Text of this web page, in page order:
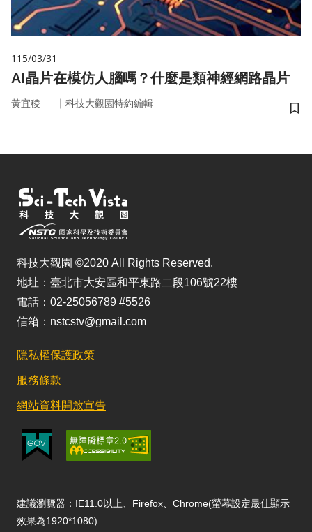
115/03/31
AI晶片在模仿人腦嗎？什麼是類神經網路晶片
黃宜稜 ｜ 科技大觀園特約編輯
儲
科技大觀園 ©2020 All Rights Reserved.
地址：臺北市大安區和平東路二段106號22樓
電話：02-25056789 #5526
信箱：nstcstv@gmail.com
隱私權保護政策
服務條款
網站資料開放宣告
建議瀏覽器：IE11.0以上、Firefox、Chrome(螢幕設定最佳顯示
效果為1920*1080)